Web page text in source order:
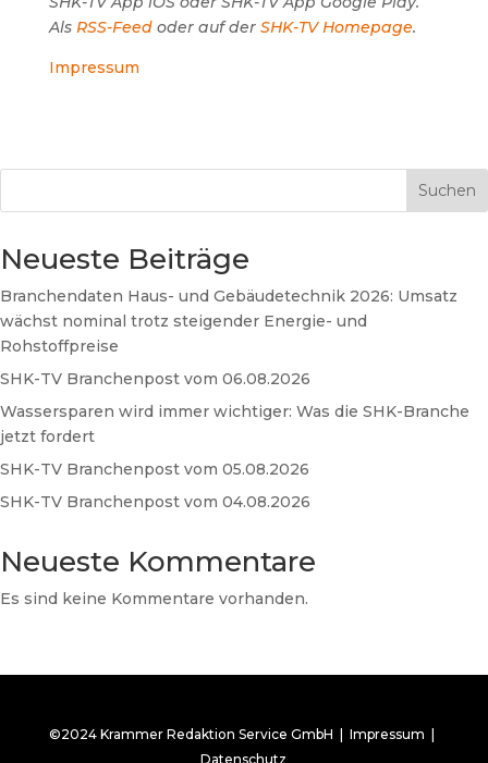
Als RSS-Feedoder auf der SHK-TV Homepage.
Impressum
Suchen
Neueste Beiträge
Branchendaten Haus- und Gebäudetechnik 2026: Umsatz
wächst nominal trotz steigender Energie- und
Rohstoffpreise
SHK-TV Branchenpost vom 06.08.2026
Wassersparen wird immer wichtiger: Was die SHK-Branche
jetzt fordert
SHK-TV Branchenpost vom 05.08.2026
SHK-TV Branchenpost vom 04.08.2026
Neueste Kommentare
Es sind keine Kommentare vorhanden.
©2024 Krammer Redaktion Service GmbH |Impressum
Datenschutz